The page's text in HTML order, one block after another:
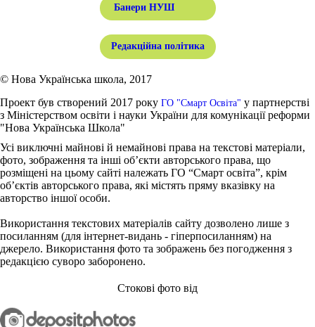
Банери НУШ
Редакційна політика
© Нова Українська школа, 2017
Проект був створений 2017 року ГО "Смарт Освіта" у партнерстві
з Міністерством освіти і науки України для комунікації реформи
"Нова Українська Школа"
Усі виключні майнові й немайнові права на текстові матеріали,
фото, зображення та інші об’єкти авторського права, що
розміщені на цьому сайті належать ГО “Смарт освіта”, крім
об’єктів авторського права, які містять пряму вказівку на
авторство іншої особи.
Використання текстових матеріалів сайту дозволено лише з
посиланням (для інтернет-видань - гіперпосиланням) на
джерело. Використання фото та зображень без погодження з
редакцією суворо заборонено.
Стокові фото від